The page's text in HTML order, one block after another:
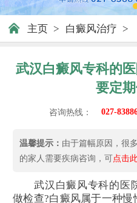
主页 > 白癜风治疗 >
武汉白癜风专科的
要定
咨询热线： 027-
温馨提示： 由于篇幅原因，很
的家人需要疾病咨询，可点击
武汉白癜风专科的医
做检查?白癜风属于一种